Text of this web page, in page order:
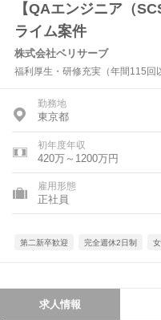
【QAエンジニア（
ライム案件
株式会社ベリサーブ
福利厚生・研修充実（年間115回
勤務地
東京都
初年度年収
420万～1200万円
雇用形態
正社員
第二新卒歓迎 完全週休2日制
求人情報